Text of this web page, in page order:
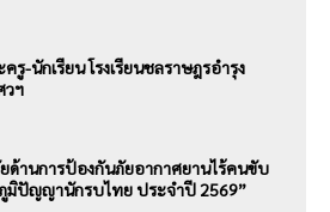
-นักเรียน โรงเรียนชลราษฎรอำรุง
วฯ
ด้านการป้องกันภัยอากาศยานไร้คนขับ
ภูมิปัญญานักรบไทย ประจำปี 2569”